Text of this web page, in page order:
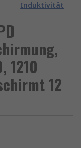
Induktivität
1210
12